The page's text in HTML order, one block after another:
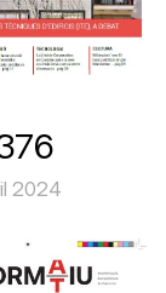
2024